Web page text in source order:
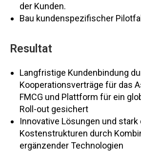
der Kunden.
Bau kundenspezifischer
Resultat
Langfristige Kundenbindung
Kooperationsverträge für das
FMCG und Plattform für ein
Roll-out gesichert
Innovative Lösungen und
Kostenstrukturen durch
ergänzender Technologien